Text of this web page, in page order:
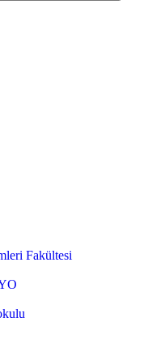
Fakültesi